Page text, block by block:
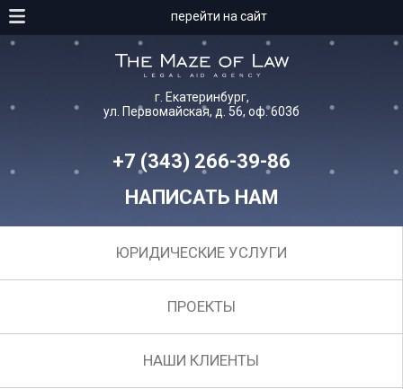
перейти на сайт
г. Екатеринбург,
ул. Первомайская, д. 56, оф. 603б
+7 (343) 266-39-86
НАПИСАТЬ НАМ
ЮРИДИЧЕСКИЕ УСЛУГИ
ПРОЕКТЫ
НАШИ КЛИЕНТЫ